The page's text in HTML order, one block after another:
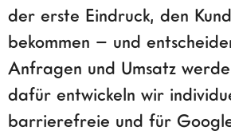
der erste Eindruck, den
bekommen – und
Anfragen und Umsatz
dafür entwickeln wir
barrierefreie und für